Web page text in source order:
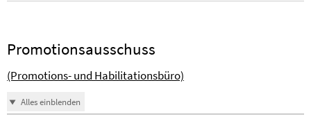
Promotionsausschuss
(Promotions- und Habilitationsbüro)
Alles einblenden